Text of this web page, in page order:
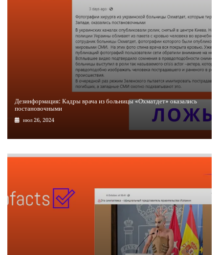
Дезинформация: Кадры врача из больницы «Охматдет» оказались
постановочными
июл 26, 2024